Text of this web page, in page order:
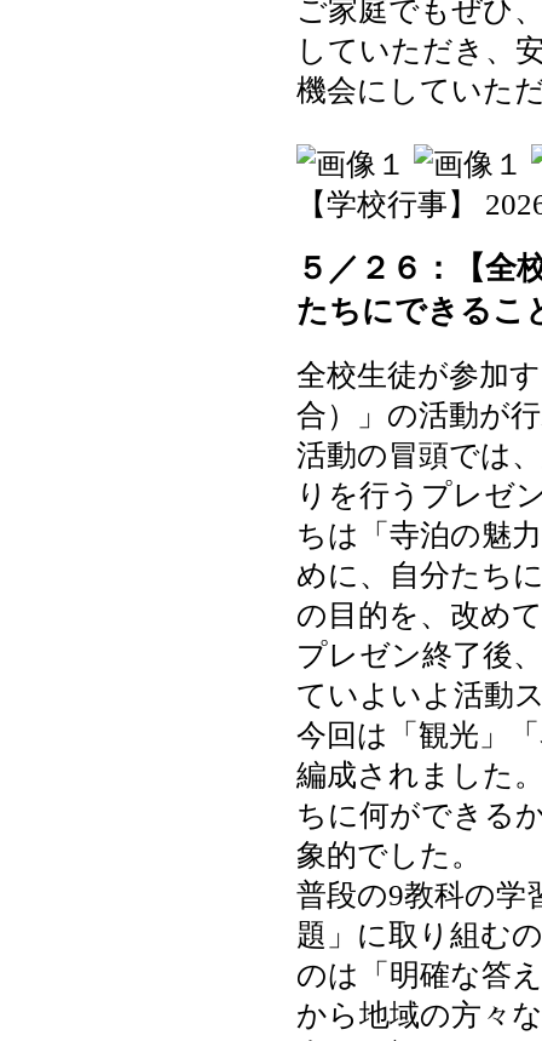
ご家庭でもぜひ
していただき、
機会にしていた
【学校行事】
５／２６：【全
たちにできるこ
全校生徒が参加
合）」の活動が
活動の冒頭では
りを行うプレゼ
ちは「寺泊の魅
めに、自分たち
の目的を、改め
プレゼン終了後
ていよいよ活動
今回は「観光」
編成されました
ちに何ができる
象的でした。
普段の9教科の学
題」に取り組む
のは「明確な答
から地域の方々